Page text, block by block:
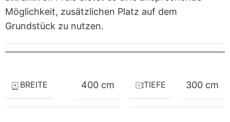
Möglichkeit, zusätzlichen Platz auf dem
Grundstück zu nutzen.
BREITE 400 cm TIEFE 300 cm